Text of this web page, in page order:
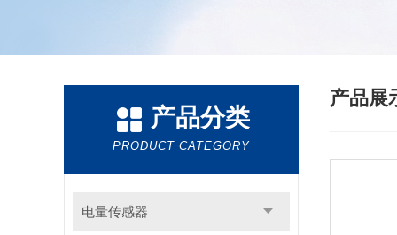
产品分类
PRODUCT CATEGORY
电量传感器
产品展